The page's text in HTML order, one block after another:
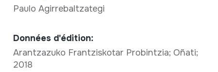
Paulo Agirrebaltzategi
Données d'édition:
Arantzazuko Frantziskotar Probintzia; Oñati;
2018